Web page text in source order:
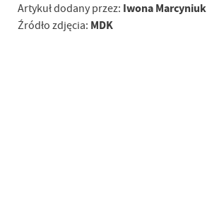
Artykuł dodany przez: Iwona Marcyniuk
Źródło zdjęcia: MDK